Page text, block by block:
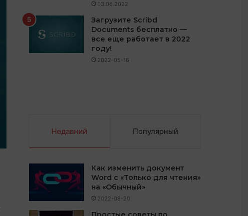
03.06.2022
Загрузите Scribd
Documents бесплатно —
все еще работает в 2022
году!
2022-05-16
Недавний Популярный
Как изменить документ
Word с «Только для чтения»
на «Обычный»
2022-08-20